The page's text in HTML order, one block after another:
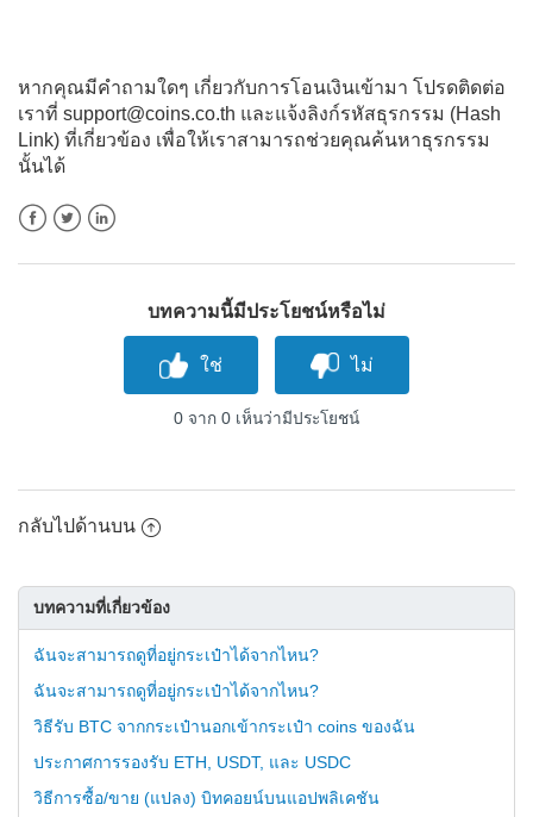
หากคุณมีคำถามใดๆ เกี่ยวกับการโอนเงินเข้ามา โปรดติดต่อ
เราที่ support@coins.co.th และแจ้งลิงก์รหัสธุรกรรม (Hash
Link) ที่เกี่ยวข้อง เพื่อให้เราสามารถช่วยคุณค้นหาธุรกรรม
นั้นได้
บทความนี้มีประโยชน์หรือไม่
0 จาก 0 เห็นว่ามีประโยชน์
กลับไปด้านบน
บทความที่เกี่ยวข้อง
ฉันจะสามารถดูที่อยู่กระเป๋าได้จากไหน?
ฉันจะสามารถดูที่อยู่กระเป๋าได้จากไหน?
วิธีรับ BTC จากกระเป๋านอกเข้ากระเป๋า coins ของฉัน
ประกาศการรองรับ ETH, USDT, และ USDC
วิธีการซื้อ/ขาย (แปลง) บิทคอยน์บนแอปพลิเคชัน